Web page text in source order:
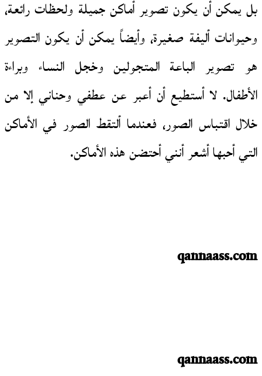
بل يمكن أن يكون تصوير أماكن جميلة ولحظات رائعة،
وحيوانات أليفة صغيرة، وأيضاً يمكن أن يكون التصوير
هو تصوير الباعة المتجولين وخجل النساء وبراءة
الأطفال. لا أستطيع أن أعبر عن عطفي وحناني إلا من
خلال اقتباس الصور، فعندما ألتقط الصور في الأماكن
التي أحبها أشعر أنني أحتضن هذه الأماكن.
qannaass.com
qannaass.com